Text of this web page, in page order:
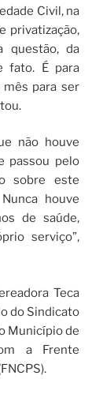
Civil, na
privatização,
questão, da
fato. É para
para ser
não houve
passou pelo
sobre este
houve
de saúde,
serviço”,
Teca
do Sindicato
Município de
a Frente